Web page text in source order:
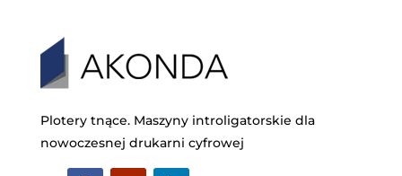
Plotery tnące. Maszyny introligatorskie dla
nowoczesnej drukarni cyfrowej